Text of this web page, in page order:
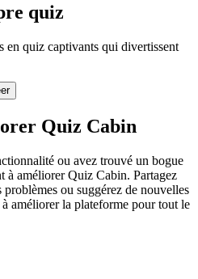
quiz
en quiz captivants qui divertissent
Quiz Cabin
ou avez trouvé un bogue
à améliorer Quiz Cabin. Partagez
ou suggérez de nouvelles
améliorer la plateforme pour tout le